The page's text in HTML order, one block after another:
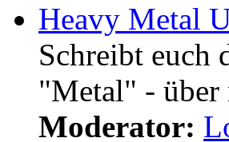
Heavy Metal
Schreibt euch
"Metal" - über
Moderator: